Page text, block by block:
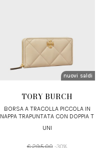
nuovi arrivi
saldi
TORY BURCH
BORSA A TRACOLLA PICCOLA IN
NAPPA TRAPUNTATA CON DOPPIA T
UNI
€ 295.00 -30%